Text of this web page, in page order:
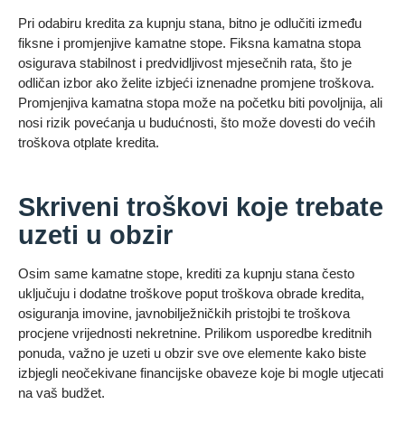
Pri odabiru kredita za kupnju stana, bitno je odlučiti između
fiksne i promjenjive kamatne stope. Fiksna kamatna stopa
osigurava stabilnost i predvidljivost mjesečnih rata, što je
odličan izbor ako želite izbjeći iznenadne promjene troškova.
Promjenjiva kamatna stopa može na početku biti povoljnija, ali
nosi rizik povećanja u budućnosti, što može dovesti do većih
troškova otplate kredita.
Skriveni troškovi koje trebate
uzeti u obzir
Osim same kamatne stope, krediti za kupnju stana često
uključuju i dodatne troškove poput troškova obrade kredita,
osiguranja imovine, javnobilježničkih pristojbi te troškova
procjene vrijednosti nekretnine. Prilikom usporedbe kreditnih
ponuda, važno je uzeti u obzir sve ove elemente kako biste
izbjegli neočekivane financijske obaveze koje bi mogle utjecati
na vaš budžet.